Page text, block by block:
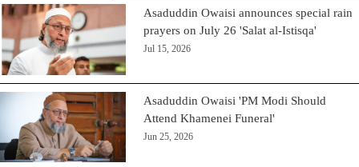
Asaduddin Owaisi announces special rain
prayers on July 26 'Salat al-Istisqa'
Jul 15, 2026
Asaduddin Owaisi 'PM Modi Should
Attend Khamenei Funeral'
Jun 25, 2026